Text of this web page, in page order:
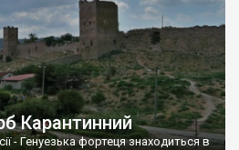
Карантинний
- Генуезька фортеця знаходиться в